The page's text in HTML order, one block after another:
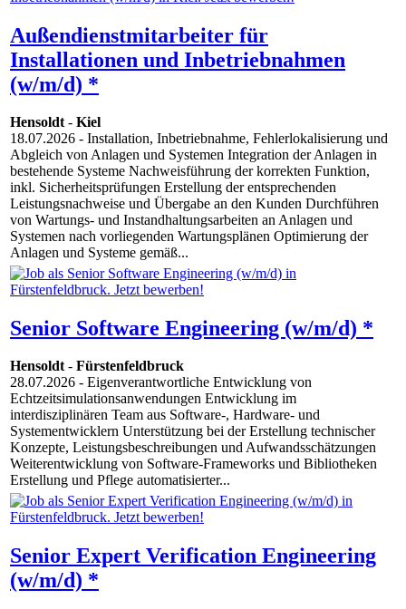
Außendienstmitarbeiter für
Installationen und Inbetriebnahmen
(w/m/d) *
Hensoldt- Kiel
18.07.2026 - Installation, Inbetriebnahme, Fehlerlokalisierung und
Abgleich von Anlagen und Systemen Integration der Anlagen in
bestehende Systeme Nachweisführung der korrekten Funktion,
inkl. Sicherheitsprüfungen Erstellung der entsprechenden
Leistungsnachweise und Übergabe an den Kunden Durchführen
von Wartungs- und Instandhaltungsarbeiten an Anlagen und
Systemen nach vorliegenden Wartungsplänen Optimierung der
Anlagen und Systeme gemäß...
Senior Software Engineering (w/m/d) *
Hensoldt- Fürstenfeldbruck
28.07.2026 - Eigenverantwortliche Entwicklung von
Echtzeitsimulationsanwendungen Entwicklung im
interdisziplinären Team aus Software-, Hardware- und
Systementwicklern Unterstützung bei der Erstellung technischer
Konzepte, Leistungsbeschreibungen und Aufwandsschätzungen
Weiterentwicklung von Software-Frameworks und Bibliotheken
Erstellung und Pflege automatisierter...
Senior Expert Verification Engineering
(w/m/d) *